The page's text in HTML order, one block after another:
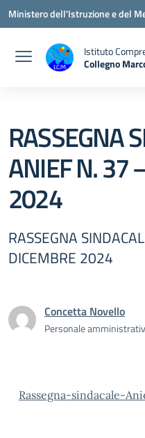
Vai ai contenuti
Vai al menu di navigazione
Vai al footer
Ministero dell'Istruzione e del
Istituto
Collegno
RASSEGNA
ANIEF N. 37
2024
RASSEGNA
DICEMBRE 2024
Concetta Novello
Personale
Rassegna-sindacale-